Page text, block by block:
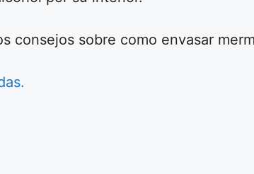
consejos sobre como envasar